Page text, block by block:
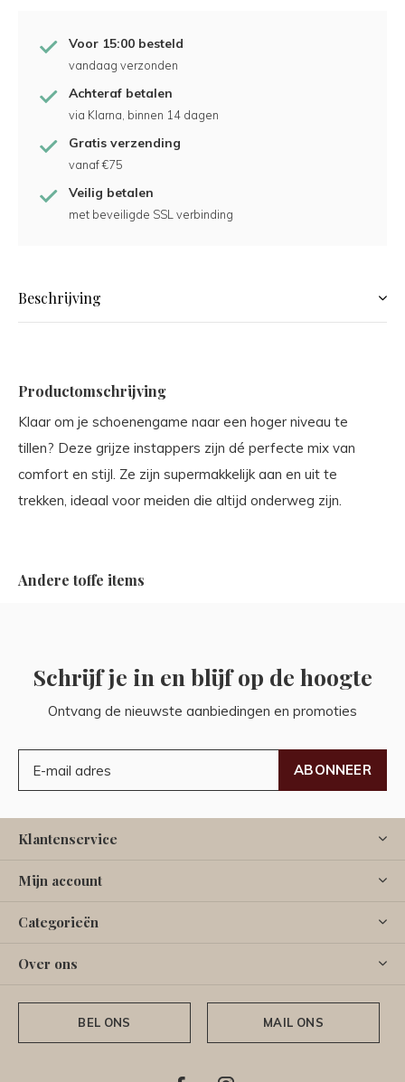
Voor 15:00 besteld
vandaag verzonden
Achteraf betalen
via Klarna, binnen 14 dagen
Gratis verzending
vanaf €75
Veilig betalen
met beveiligde SSL verbinding
Beschrijving
Productomschrijving
Klaar om je schoenengame naar een hoger niveau te
tillen? Deze grijze instappers zijn dé perfecte mix van
comfort en stijl. Ze zijn supermakkelijk aan en uit te
trekken, ideaal voor meiden die altijd onderweg zijn.
Andere toffe items
Schrijf je in en blijf op de hoogte
Ontvang de nieuwste aanbiedingen en promoties
ABONNEER
Klantenservice
Mijn account
Categorieën
Over ons
BEL ONS MAIL ONS